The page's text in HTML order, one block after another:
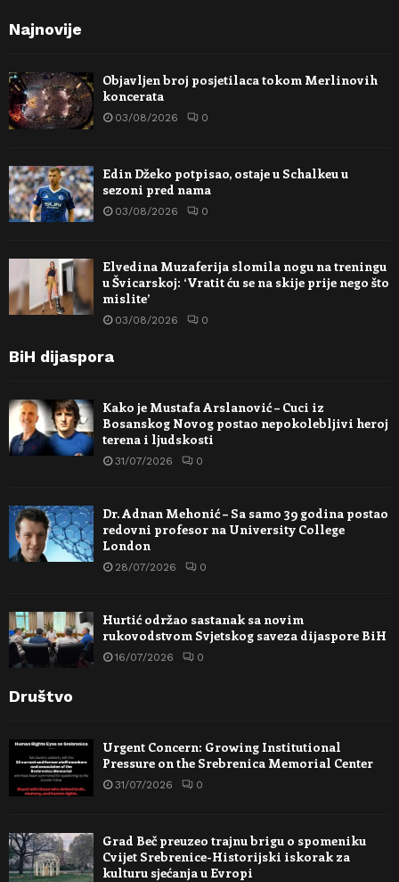
Najnovije
Objavljen broj posjetilaca tokom Merlinovih
koncerata
03/08/2026 0
Edin Džeko potpisao, ostaje u Schalkeu u
sezoni pred nama
03/08/2026 0
Elvedina Muzaferija slomila nogu na treningu
u Švicarskoj: ‘Vratit ću se na skije prije nego što
mislite’
03/08/2026 0
BiH dijaspora
Kako je Mustafa Arslanović – Cuci iz
Bosanskog Novog postao nepokolebljivi heroj
terena i ljudskosti
31/07/2026 0
Dr. Adnan Mehonić – Sa samo 39 godina postao
redovni profesor na University College
London
28/07/2026 0
Hurtić održao sastanak sa novim
rukovodstvom Svjetskog saveza dijaspore BiH
16/07/2026 0
Društvo
Urgent Concern: Growing Institutional
Pressure on the Srebrenica Memorial Center
31/07/2026 0
Grad Beč preuzeo trajnu brigu o spomeniku
Cvijet Srebrenice-Historijski iskorak za
kulturu sjećanja u Evropi